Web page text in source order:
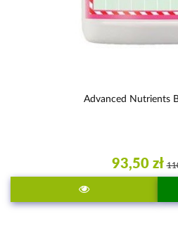
Advanced Nutrients
93,50 zł